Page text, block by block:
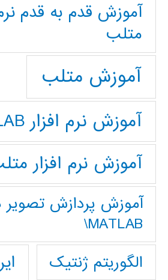
آموزش قدم به قدم نرم
متلب
آموزش متلب
آموزش نرم افزار MATLAB
آموزش نرم افزار
آموزش پردازش تصوير
MATLAB\
الگوریتم ژنتیک